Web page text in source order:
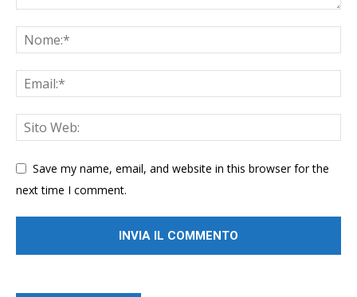
Save my name, email, and website in this browser for the
next time I comment.